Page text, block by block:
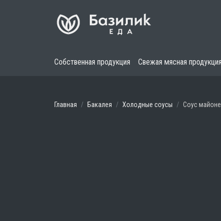
Собственная продукция Свежая мясная продукция
Главная Бакалея Холодные соусы Соус